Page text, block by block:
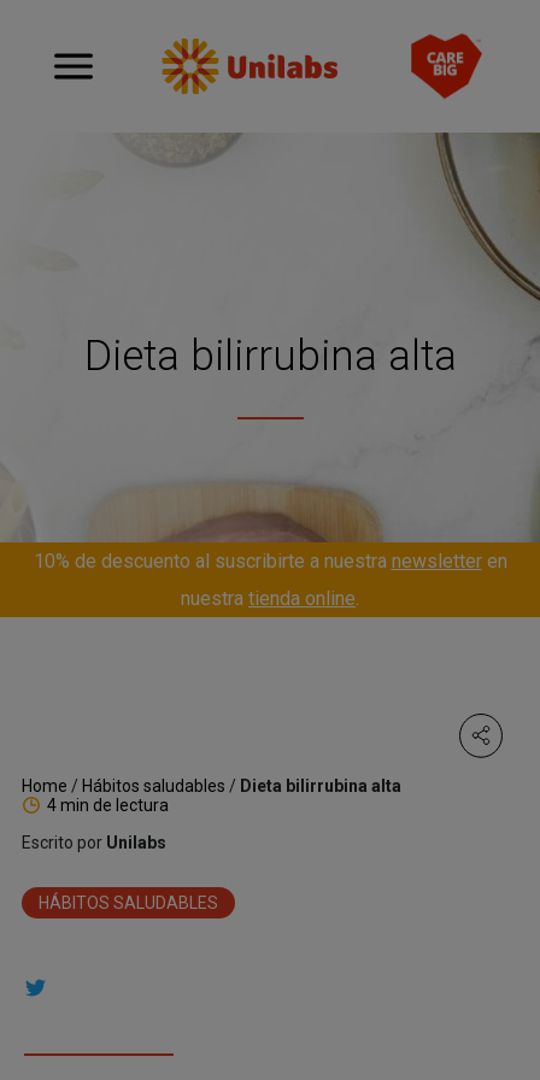
Dieta bilirrubina alta
10% de descuento al suscribirte a nuestra newsletteren
nuestra tienda online.
Home / Hábitos saludables / Dieta bilirrubina alta
4 min de lectura
Escrito por Unilabs
HÁBITOS SALUDABLES